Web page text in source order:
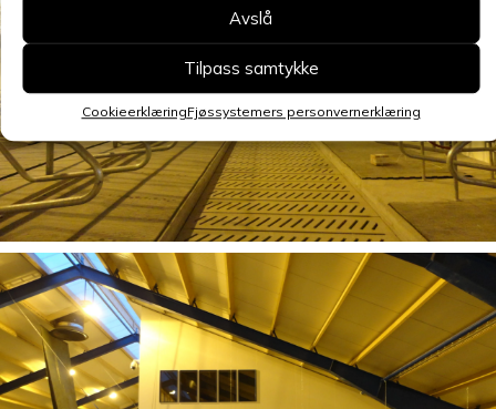
Avslå
Tilpass samtykke
CookieerklæringFjøssystemers personvernerklæring